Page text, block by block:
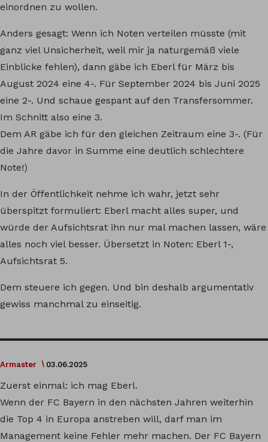
einordnen zu wollen.
Anders gesagt: Wenn ich Noten verteilen müsste (mit
ganz viel Unsicherheit, weil mir ja naturgemäß viele
Einblicke fehlen), dann gäbe ich Eberl für März bis
August 2024 eine 4-. Für September 2024 bis Juni 2025
eine 2-. Und schaue gespant auf den Transfersommer.
Im Schnitt also eine 3.
Dem AR gäbe ich für den gleichen Zeitraum eine 3-. (Für
die Jahre davor in Summe eine deutlich schlechtere
Note!)
In der Öffentlichkeit nehme ich wahr, jetzt sehr
überspitzt formuliert: Eberl macht alles super, und
würde der Aufsichtsrat ihn nur mal machen lassen, wäre
alles noch viel besser. Übersetzt in Noten: Eberl 1-,
Aufsichtsrat 5.
Dem steuere ich gegen. Und bin deshalb argumentativ
gewiss manchmal zu einseitig.
Armaster 03.06.2025
Zuerst einmal: ich mag Eberl.
Wenn der FC Bayern in den nächsten Jahren weiterhin
die Top 4 in Europa anstreben will, darf man im
Management keine Fehler mehr machen. Der FC Bayern